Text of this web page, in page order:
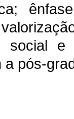
social
a pós-